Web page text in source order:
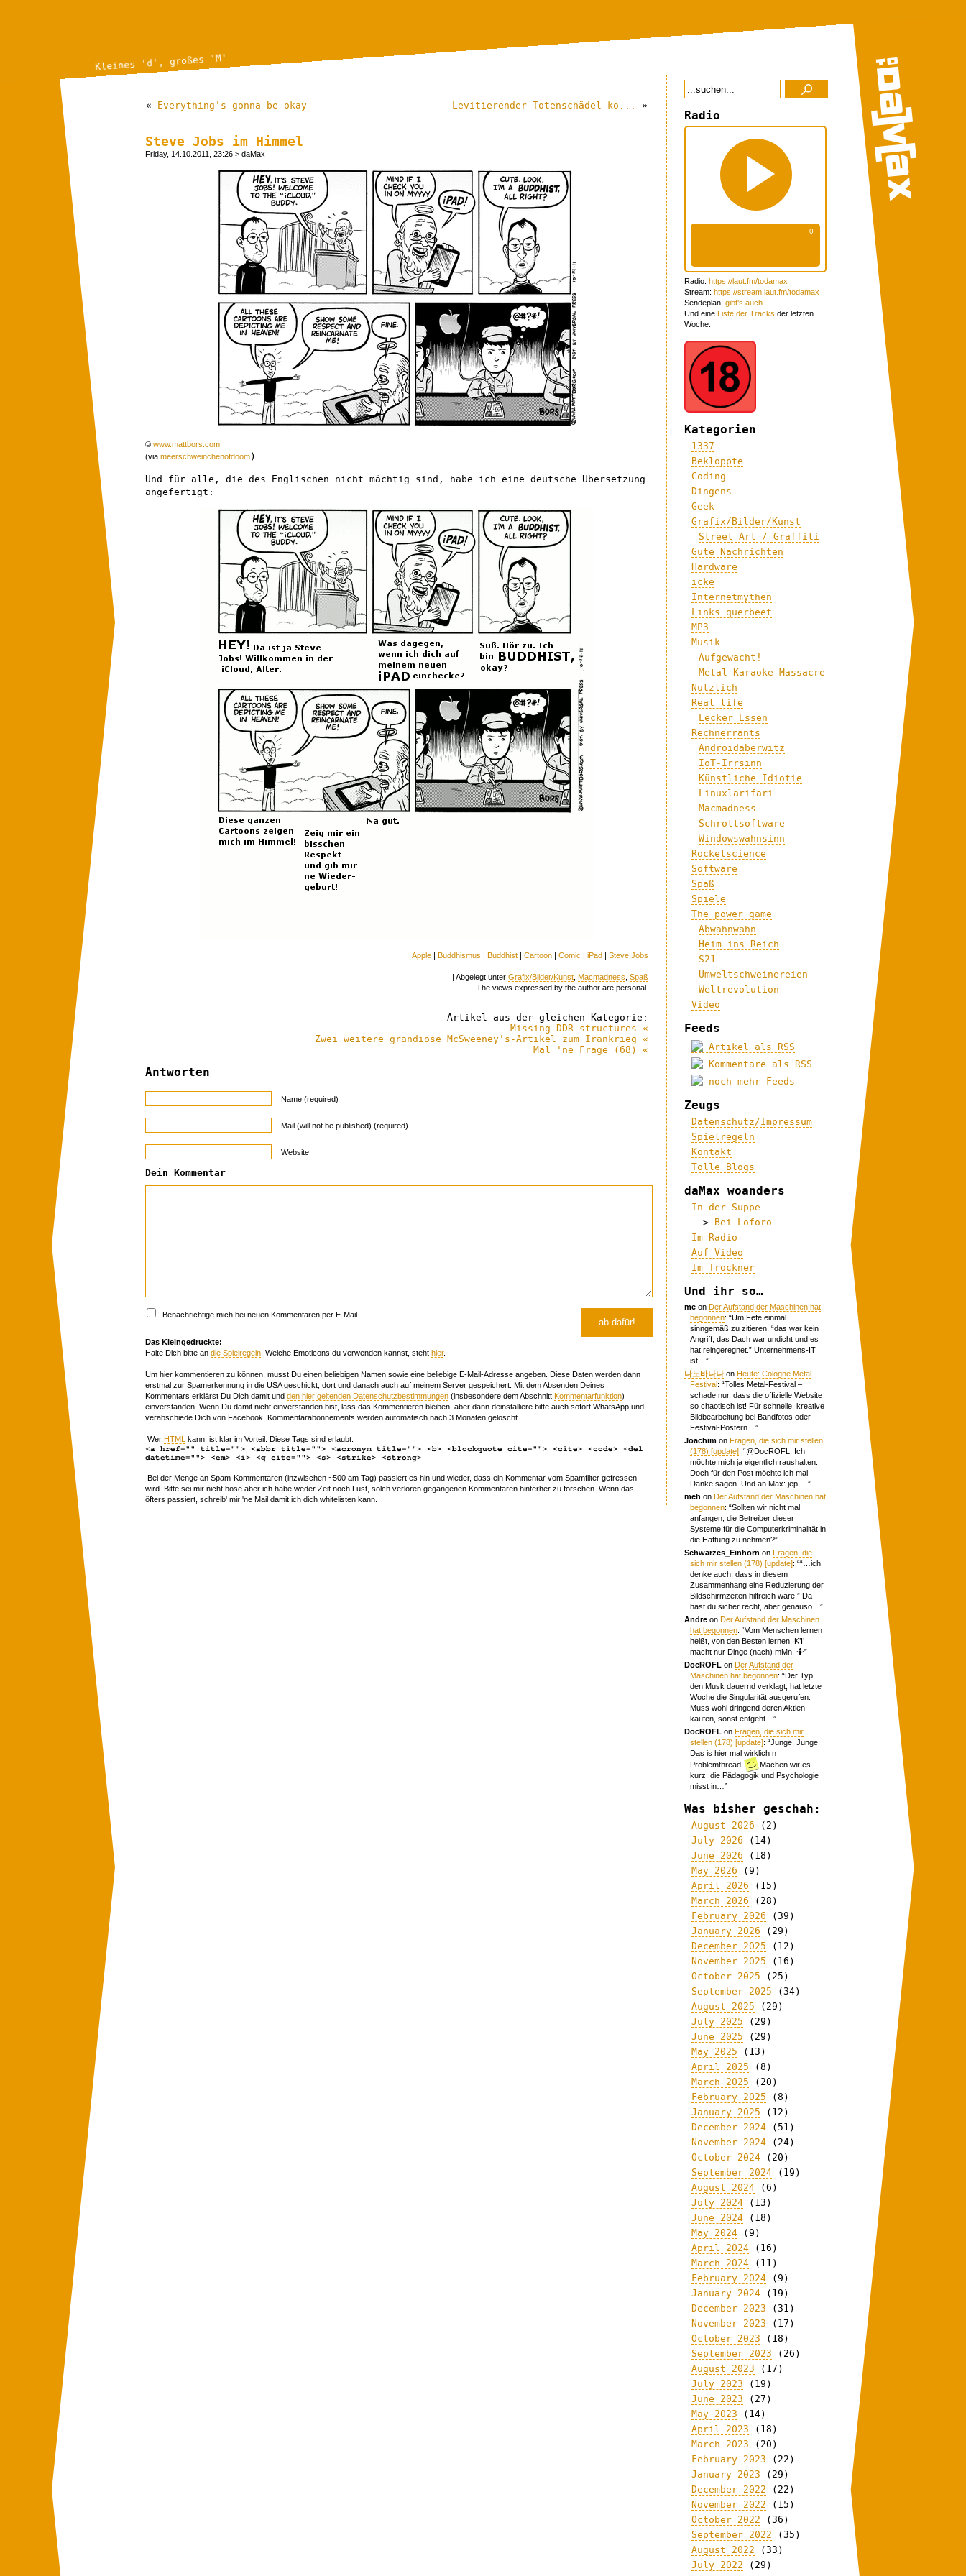
Kleines 'd', großes 'M'
« Everything's gonna be okay Levitierender Totenschädel ko... »
Steve Jobs im Himmel
Friday, 14.10.2011, 23:26 > daMax
© www.mattbors.com
(via meerschweinchenofdoom)
Und für alle, die des Englischen nicht mächtig sind, habe ich eine deutsche Übersetzung
angefertigt:
Apple Buddhismus Buddhist Cartoon Comic iPad Steve Jobs
| Abgelegt unter Grafix/Bilder/Kunst Macmadness Spaß
The views expressed by the author are personal.
Artikel aus der gleichen Kategorie:
Missing DDR structures «
Zwei weitere grandiose McSweeney's-Artikel zum Irankrieg «
Mal 'ne Frage (68) «
Antworten
Name (required)
Mail (will not be published) (required)
Website
Dein Kommentar
Benachrichtige mich bei neuen Kommentaren per E-Mail.
Das Kleingedruckte:
Halte Dich bitte an die Spielregeln . Welche Emoticons du verwenden kannst, steht hier.
Um hier kommentieren zu können, musst Du einen beliebigen Namen sowie eine beliebige E-Mail-Adresse angeben. Diese Daten werden dann
erstmal zur Spamerkennung in die USA geschickt, dort und danach auch auf meinem Server gespeichert. Mit dem Absenden Deines
Kommentars erklärst Du Dich damit und den hier geltenden Datenschutzbestimmungen (insbesondere dem Abschnitt Kommentarfunktion)
einverstanden. Wenn Du damit nicht einverstanden bist, lass das Kommentieren bleiben, aber dann deinstalliere bitte auch sofort WhatsApp und
verabschiede Dich von Facebook. Kommentarabonnements werden automatisch nach 3 Monaten gelöscht.
Wer HTML kann, ist klar im Vorteil. Diese Tags sind erlaubt:
<a href="" title=""> <abbr title=""> <acronym title=""> <b> <blockquote cite=""> <cite> <code> <del
datetime=""> <em> <i> <q cite=""> <s> <strike> <strong>
Bei der Menge an Spam-Kommentaren (inzwischen ~500 am Tag) passiert es hin und wieder, dass ein Kommentar vom Spamfilter gefressen
wird. Bitte sei mir nicht böse aber ich habe weder Zeit noch Lust, solch verloren gegangenen Kommentaren hinterher zu forschen. Wenn das
öfters passiert, schreib' mir 'ne Mail damit ich dich whitelisten kann.
Radio
Radio: https://laut.fm/todamax
Stream: https://stream.laut.fm/todamax
Sendeplan: gibt's auch
Und eine Liste der Tracks der letzten
Woche.
Kategorien
1337
Bekloppte
Coding
Dingens
Geek
Grafix/Bilder/Kunst
Street Art / Graffiti
Gute Nachrichten
Hardware
icke
Internetmythen
Links querbeet
MP3
Musik
Aufgewacht!
Metal Karaoke Massacre
Nützlich
Real life
Lecker Essen
Rechnerrants
Androidaberwitz
IoT-Irrsinn
Künstliche Idiotie
Linuxlarifari
Macmadness
Schrottsoftware
Windowswahnsinn
Rocketscience
Software
Spaß
Spiele
The power game
Abwahnwahn
Heim ins Reich
S21
Umweltschweinereien
Weltrevolution
Video
Feeds
Artikel als RSS
Kommentare als RSS
noch mehr Feeds
Zeugs
Datenschutz/Impressum
Spielregeln
Kontakt
Tolle Blogs
daMax woanders
In der Suppe
-->
Bei Loforo
Im Radio
Auf Video
Im Trockner
Und ihr so…
me onDer Aufstand der Maschinen hat
begonnen: “Um Fefe einmal
sinngemäß zu zitieren, “das war kein
Angriff, das Dach war undicht und es
hat reingeregnet.” Unternehmens-IT
ist… ”
나노바나나onHeute: Cologne Metal
Festival: “Tolles Metal-Festival –
schade nur, dass die offizielle Website
so chaotisch ist! Für schnelle, kreative
Bildbearbeitung bei Bandfotos oder
Festival-Postern… ”
Joachim onFragen, die sich mir stellen
(178) [update]: “@DocROFL: Ich
möchte mich ja eigentlich raushalten.
Doch für den Post möchte ich mal
Danke sagen. Und an Max: jep,… ”
meh onDer Aufstand der Maschinen hat
begonnen: “Sollten wir nicht mal
anfangen, die Betreiber dieser
Systeme für die Computerkriminalität in
die Haftung zu nehmen?”
Schwarzes_Einhorn onFragen, die
sich mir stellen (178) [update]: ““…ich
denke auch, dass in diesem
Zusammenhang eine Reduzierung der
Bildschirmzeiten hilfreich wäre.” Da
hast du sicher recht, aber genauso… ”
Andre onDer Aufstand der Maschinen
hat begonnen: “Vom Menschen lernen
heißt, von den Besten lernen. K’I’
macht nur Dinge (nach) mMn. 🤷”
DocROFL onDer Aufstand der
Maschinen hat begonnen: “Der Typ,
den Musk dauernd verklagt, hat letzte
Woche die Singularität ausgerufen.
Muss wohl dringend deren Aktien
kaufen, sonst entgeht… ”
DocROFL onFragen, die sich mir
stellen (178) [update]: “Junge, Junge.
Das is hier mal wirklich n
Problemthread.
Machen wir es
kurz: die Pädagogik und Psychologie
misst in… ”
Was bisher geschah:
August 2026 (2)
July 2026 (14)
June 2026 (18)
May 2026 (9)
April 2026 (15)
March 2026 (28)
February 2026 (39)
January 2026 (29)
December 2025 (12)
November 2025 (16)
October 2025 (25)
September 2025 (34)
August 2025 (29)
July 2025 (29)
June 2025 (29)
May 2025 (13)
April 2025 (8)
March 2025 (20)
February 2025 (8)
January 2025 (12)
December 2024 (51)
November 2024 (24)
October 2024 (20)
September 2024 (19)
August 2024 (6)
July 2024 (13)
June 2024 (18)
May 2024 (9)
April 2024 (16)
March 2024 (11)
February 2024 (9)
January 2024 (19)
December 2023 (31)
November 2023 (17)
October 2023 (18)
September 2023 (26)
August 2023 (17)
July 2023 (19)
June 2023 (27)
May 2023 (14)
April 2023 (18)
March 2023 (20)
February 2023 (22)
January 2023 (29)
December 2022 (22)
November 2022 (15)
October 2022 (36)
September 2022 (35)
August 2022 (33)
July 2022 (29)